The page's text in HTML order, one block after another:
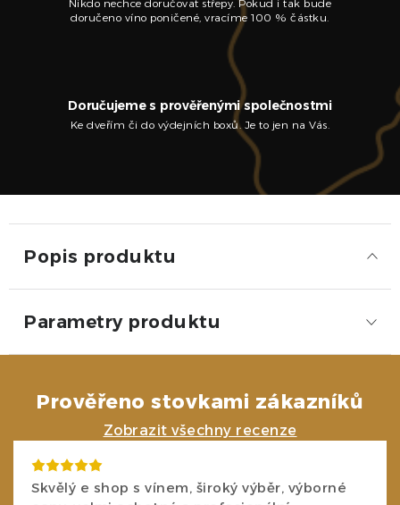
Nikdo nechce doručovat střepy. Pokud i tak bude
doručeno víno poničené, vracíme 100 % částku.
Doručujeme s prověřenými společnostmi
Ke dveřím či do výdejních boxů. Je to jen na Vás.
Popis produktu
Parametry produktu
Prověřeno stovkami zákazníků
Zobrazit všechny recenze
Skvělý e shop s vínem, široký výběr, výborné